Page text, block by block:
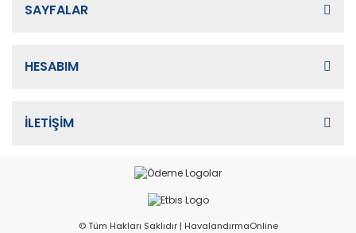
SAYFALAR
HESABIM
İLETİŞİM
© Tüm Hakları Saklıdır | HavalandırmaOnline